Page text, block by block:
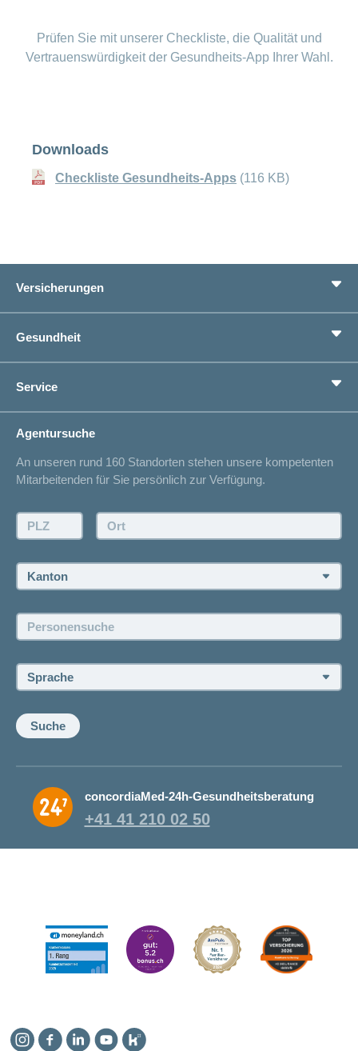
Prüfen Sie mit unserer Checkliste, die Qualität und
Vertrauenswürdigkeit der Gesundheits-App Ihrer Wahl.
Downloads
Checkliste Gesundheits-Apps (116 KB)
Versicherungen
Zusatzversicherungen
Vorsorge
Ich suche eine Versicherung für
Lebenssituation
Sparen bei der Versicherung
Gesundheit
Gesundheitskompass
concordiaMed
Service
Spitalliste
Unfallmeldung
Offertanfrage
Rückruf anfordern
Offene Stellen
Agentursuche
An unseren rund 160 Standorten stehen unsere kompetenten
Mitarbeitenden für Sie persönlich zur Verfügung.
PLZ: Ort:
Kanton:
Personensuche:
Sprache:
Suche
concordiaMed-24h-Gesundheitsberatung
+41 41 210 02 50
Instagram
Facebook
LinkedinYouTube
Kununu